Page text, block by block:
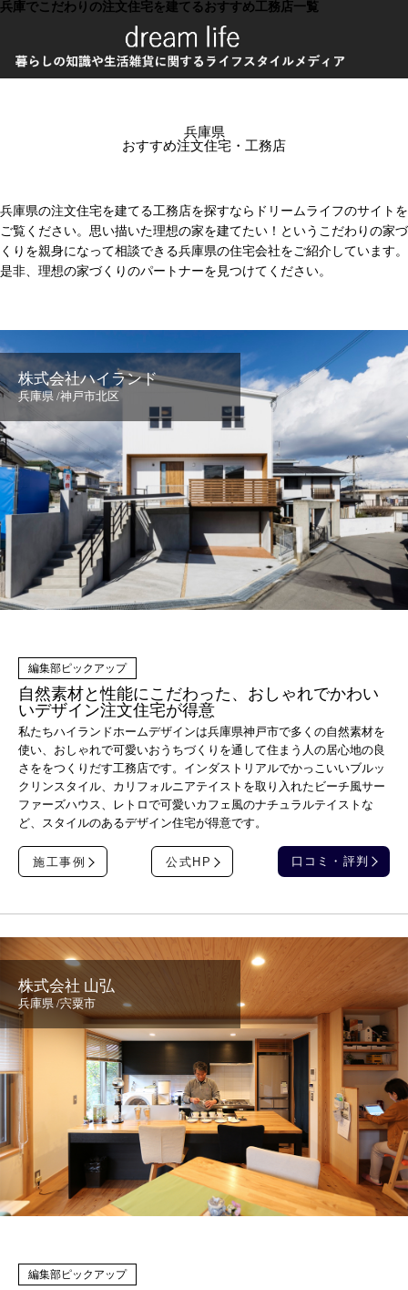
兵庫でこだわりの注文住宅を建てるおすすめ工務店一覧
兵庫県
おすすめ注文住宅・工務店
兵庫県の注文住宅を建てる工務店を探すならドリームライフのサイトを
ご覧ください。思い描いた理想の家を建てたい！というこだわりの家づ
くりを親身になって相談できる兵庫県の住宅会社をご紹介しています。
是非、理想の家づくりのパートナーを見つけてください。
株式会社ハイランド
兵庫県 /神戸市北区
自然素材と性能にこだわった、おしゃれでかわい
いデザイン注文住宅が得意
私たちハイランドホームデザインは兵庫県神戸市で多くの自然素材を
使い、おしゃれで可愛いおうちづくりを通して住まう人の居心地の良
さををつくりだす工務店です。インダストリアルでかっこいいブルッ
クリンスタイル、カリフォルニアテイストを取り入れたビーチ風サー
ファーズハウス、レトロで可愛いカフェ風のナチュラルテイストな
ど、スタイルのあるデザイン住宅が得意です。
施工事例 公式HP 口コミ・評判
株式会社 山弘
兵庫県 /宍粟市